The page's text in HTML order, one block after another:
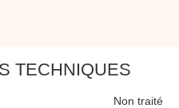
TECHNIQUES
Non traité